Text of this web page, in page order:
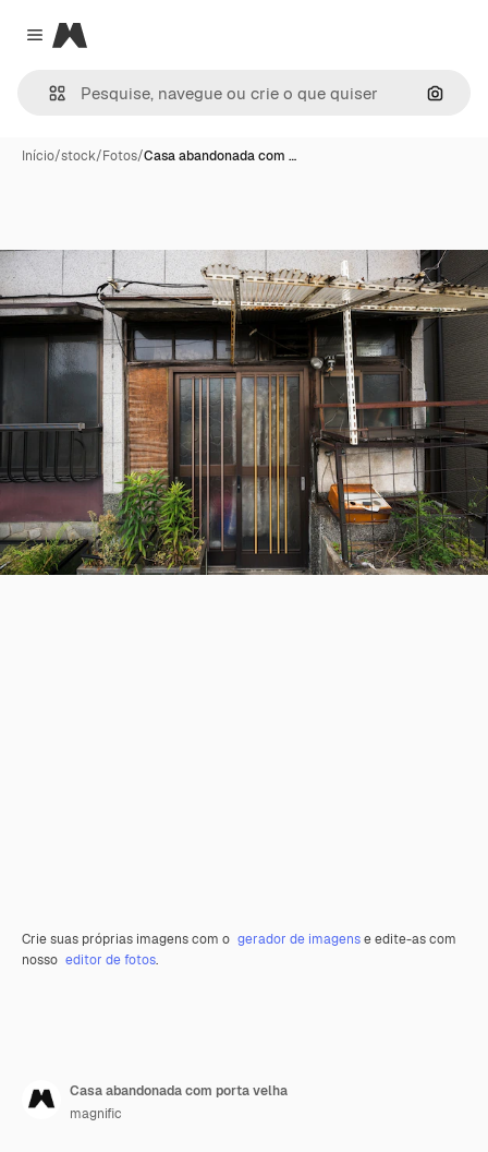
Close menu
Magnific
Início/stock/Fotos/Casa abandonada com …
Crie suas próprias imagens com o gerador de imagense edite-as com
nosso editor de fotos.
Casa abandonada com porta velha
magnific